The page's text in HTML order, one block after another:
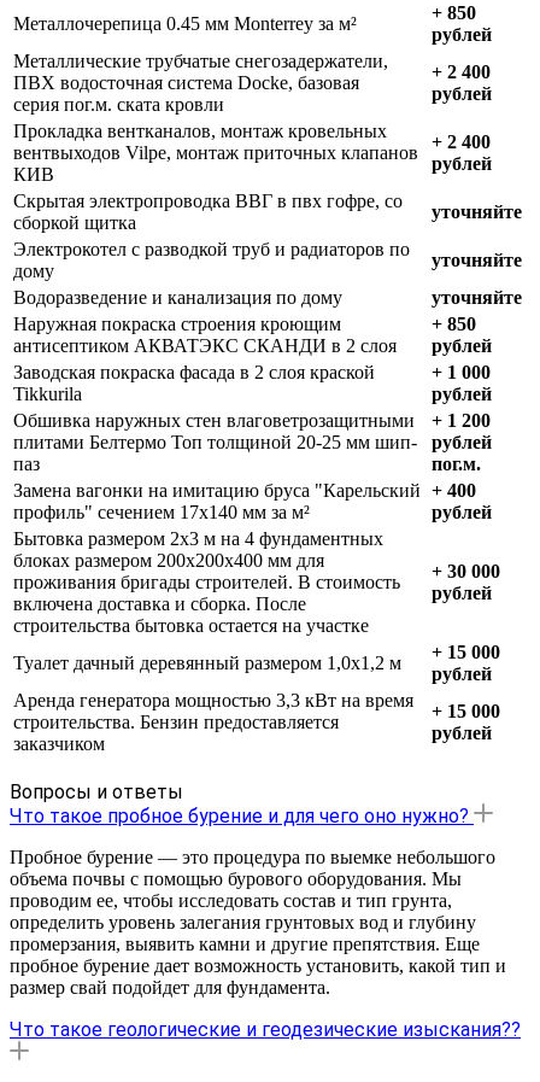
Металлочерепица 0.45 мм Monterrey за м²
+ 850
рублей
Металлические трубчатые снегозадержатели,
ПВХ водосточная система Docke, базовая
серия пог.м. ската кровли
+ 2 400
рублей
Прокладка вентканалов, монтаж кровельных
вентвыходов Vilpe, монтаж приточных клапанов
КИВ
+ 2 400
рублей
Скрытая электропроводка ВВГ в пвх гофре, со
сборкой щитка
уточняйте
Электрокотел с разводкой труб и радиаторов по
дому
уточняйте
Водоразведение и канализация по дому
уточняйте
Наружная покраска строения кроющим
антисептиком АКВАТЭКС СКАНДИ в 2 слоя
+ 850
рублей
Заводская покраска фасада в 2 слоя краской
Tikkurila
+ 1 000
рублей
Обшивка наружных стен влаговетрозащитными
плитами Белтермо Топ толщиной 20-25 мм шип-
паз
+ 1 200
рублей
пог.м.
Замена вагонки на имитацию бруса "Карельский
профиль" сечением 17х140 мм за м²
+ 400
рублей
Бытовка размером 2х3 м на 4 фундаментных
блоках размером 200х200х400 мм для
проживания бригады строителей. В стоимость
включена доставка и сборка. После
строительства бытовка остается на участке
+ 30 000
рублей
Туалет дачный деревянный размером 1,0х1,2 м
+ 15 000
рублей
Аренда генератора мощностью 3,3 кВт на время
строительства. Бензин предоставляется
заказчиком
+ 15 000
рублей
Вопросы и ответы
Что такое пробное бурение и для чего оно нужно?
Пробное бурение — это процедура по выемке небольшого
объема почвы с помощью бурового оборудования. Мы
проводим ее, чтобы исследовать состав и тип грунта,
определить уровень залегания грунтовых вод и глубину
промерзания, выявить камни и другие препятствия. Еще
пробное бурение дает возможность установить, какой тип и
размер свай подойдет для фундамента.
Что такое геологические и геодезические изыскания??